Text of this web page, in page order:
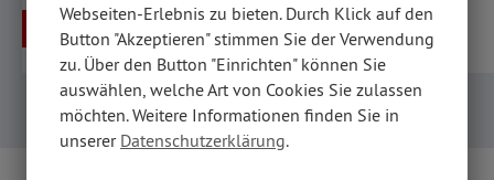
- 23% ab 18.990,-
UVP 1 €24.739,-
- 12%
Webseiten-Erlebnis zu bieten. Durch Klick auf den
Button "Akzeptieren" stimmen Sie der Verwendung
zu. Über den Button "Einrichten" können Sie
auswählen, welche Art von Cookies Sie zulassen
möchten. Weitere Informationen finden Sie in
unserer Datenschutzerklärung.